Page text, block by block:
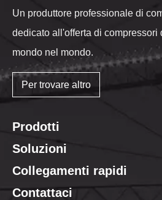
Un produttore professionale di
dedicato all'offerta di compressori
mondo nel mondo.
Per trovare altro
Prodotti
Soluzioni
Collegamenti rapidi
Contattaci